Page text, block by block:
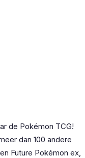
de Pokémon TCG!
dan 100 andere
Future Pokémon ex,